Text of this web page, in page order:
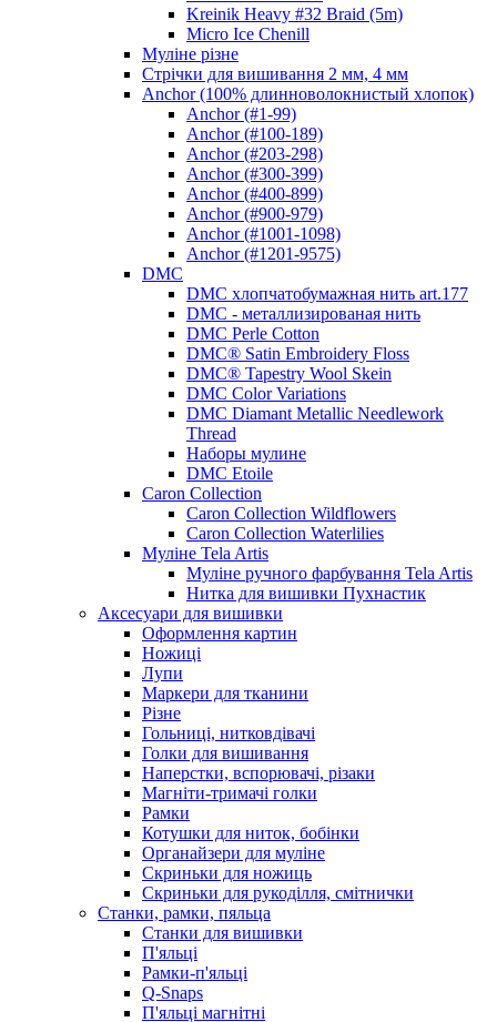
Kreinik Heavy #32 Braid (5m)
Micro Ice Chenill
Муліне різне
Стрічки для вишивання 2 мм, 4 мм
Anchor (100% длинноволокнистый хлопок)
Anchor (#1-99)
Anchor (#100-189)
Anchor (#203-298)
Anchor (#300-399)
Anchor (#400-899)
Anchor (#900-979)
Anchor (#1001-1098)
Anchor (#1201-9575)
DMC
DMC хлопчатобумажная нить art.177
DMC - металлизированая нить
DMC Perle Cotton
DMC® Satin Embroidery Floss
DMC® Tapestry Wool Skein
DMC Color Variations
DMC Diamant Metallic Needlework
Thread
Наборы мулине
DMC Etoile
Caron Collection
Caron Collection Wildflowers
Caron Collection Waterlilies
Муліне Tela Artis
Муліне ручного фарбування Tela Artis
Нитка для вишивки Пухнастик
Аксесуари для вишивки
Оформлення картин
Ножиці
Лупи
Маркери для тканини
Різне
Гольниці, нитковдівачі
Голки для вишивання
Наперстки, вспорювачі, різаки
Магніти-тримачі голки
Рамки
Котушки для ниток, бобінки
Органайзери для муліне
Скриньки для ножиць
Скриньки для рукоділля, смітнички
Станки, рамки, пяльца
Станки для вишивки
П'яльці
Рамки-п'яльці
Q-Snaps
П'яльці магнітні